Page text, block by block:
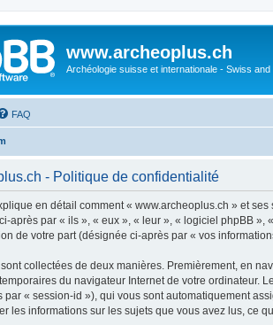
www.archeoplus.ch
Archéologie suisse et internationale - Swiss
FAQ
- Politique de confidentialité
en détail comment « www.archeoplus.ch » et
après par « ils », « eux », « leur », « logiciel phpBB
de votre part (désignée ci-après par « vos
collectées de deux manières. Premièrement, en
du navigateur Internet de votre ordinateur.
par « session-id »), qui vous sont automatiquement
les informations sur les sujets que vous avez lus, ce